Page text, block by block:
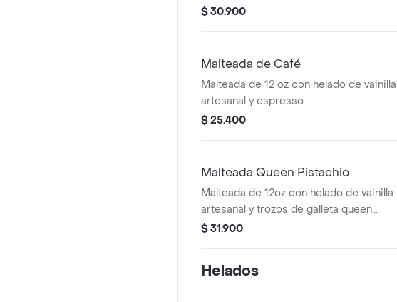
de caramelo salado & nueces y salsa de
$ 30.900
Malteada de Café
Malteada de 12 oz con helado de vainilla
artesanal y espresso.
$ 25.400
Malteada Queen Pistachio
Malteada de 12oz con helado de vainilla
artesanal y trozos de galleta queen
pistachio
$ 31.900
Helados